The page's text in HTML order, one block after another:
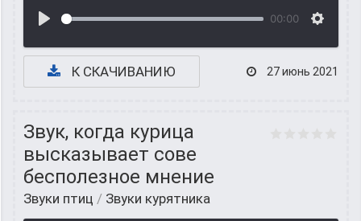
00:00
К СКАЧИВАНИЮ 27 июнь 2021
Звук, когда курица
высказывает сове
бесполезное мнение
Звуки птиц / Звуки курятника